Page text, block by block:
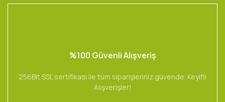
%100 Güvenli Alışveriş
256Bit SSL sertifikası ile tüm siparişleriniz güvende. Keyifli
Alışverişler!